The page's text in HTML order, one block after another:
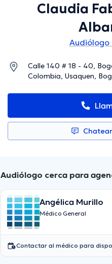
Claudia
Audiólogo
Calle 140 # 18 - 40,
Colombia, Usaquen,
Audiólogo cerca para
Angélica Murillo
Médico General
Contactar al médico para